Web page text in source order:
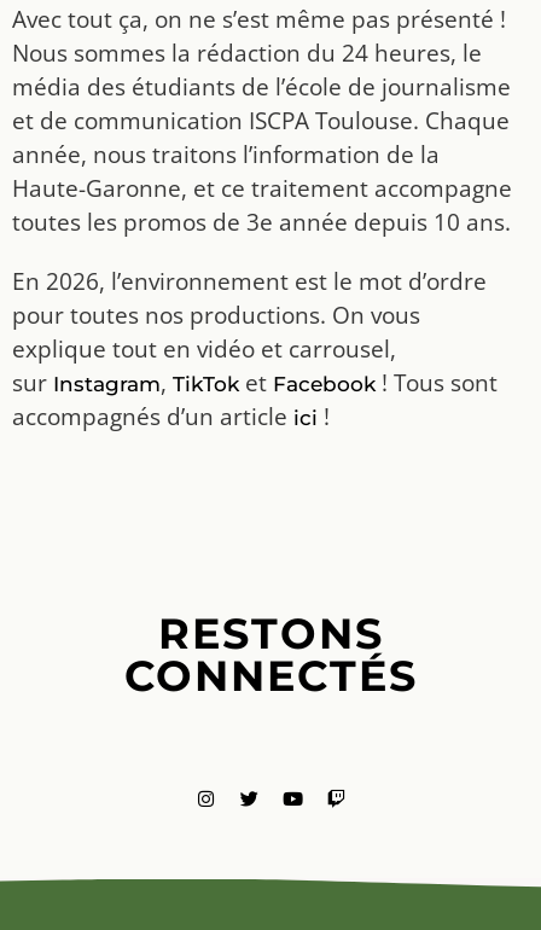
Avec tout ça, on ne s’est même pas présenté !
Nous sommes la rédaction du 24 heures, le
média des étudiants de l’école de journalisme
et de communication ISCPA Toulouse. Chaque
année, nous traitons l’information de la
Haute-Garonne, et ce traitement accompagne
toutes les promos de 3e année depuis 10 ans.
En 2026, l’environnement est le mot d’ordre
pour toutes nos productions. On vous
explique tout en vidéo et carrousel,
sur Instagram, TikToket Facebook! Tous sont
accompagnés d’un article ici !
RESTONS
CONNECTÉS